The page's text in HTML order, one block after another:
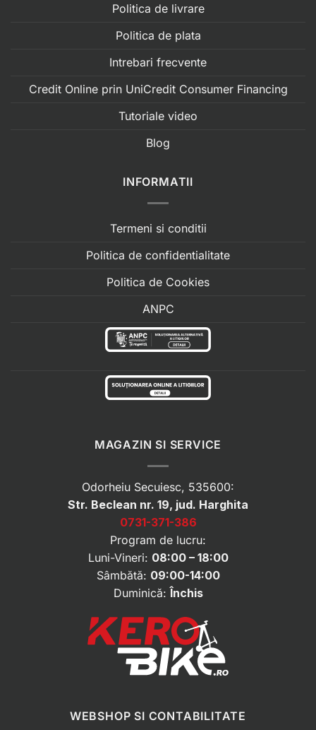
Politica de livrare
Politica de plata
Intrebari frecvente
Credit Online prin UniCredit Consumer Financing
Tutoriale video
Blog
INFORMATII
Termeni si conditii
Politica de confidentialitate
Politica de Cookies
ANPC
MAGAZIN SI SERVICE
Odorheiu Secuiesc, 535600:
Str. Beclean nr. 19, jud. Harghita
0731-371-386
Program de lucru:
Luni-Vineri: 08:00 – 18:00
Sâmbătă: 09:00-14:00
Duminică: Închis
WEBSHOP SI CONTABILITATE